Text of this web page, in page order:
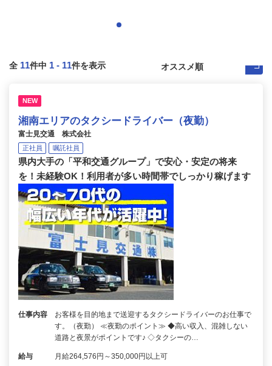
全 11件中 1 - 11件を表示
NEW
湘南エリアのタクシードライバー（夜勤）
富士見交通 株式会社
正社員 嘱託社員
県内大手の「平和交通グループ」で安心・安定の将来
を！未経験OK！利用者が多い時間帯でしっかり稼げます
仕事内容
お客様を目的地まで送迎するタクシードライバーのお仕事で
す。（夜勤） ≪夜勤のポイント≫ ◆高い収入、混雑しない
道路と夜景がポイントです♪ ◇タクシーの…
給与 月給264,576円～350,000円以上可